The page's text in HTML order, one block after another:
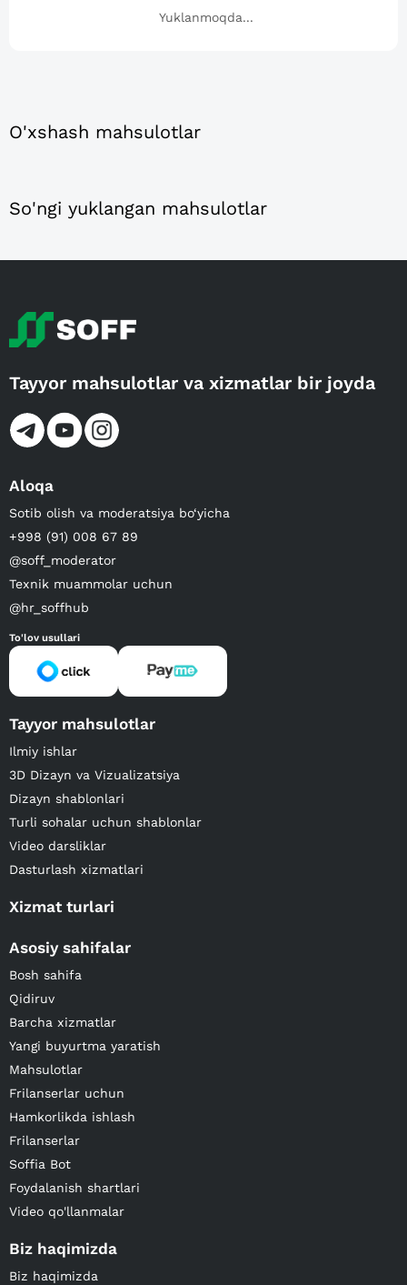
Yuklanmoqda...
O'xshash mahsulotlar
So'ngi yuklangan mahsulotlar
Tayyor mahsulotlar va xizmatlar bir joyda
Aloqa
Sotib olish va moderatsiya bo‘yicha
+998 (91) 008 67 89
@soff_moderator
Texnik muammolar uchun
@hr_soffhub
To'lov usullari
Tayyor mahsulotlar
Ilmiy ishlar
3D Dizayn va Vizualizatsiya
Dizayn shablonlari
Turli sohalar uchun shablonlar
Video darsliklar
Dasturlash xizmatlari
Xizmat turlari
Asosiy sahifalar
Bosh sahifa
Qidiruv
Barcha xizmatlar
Yangi buyurtma yaratish
Mahsulotlar
Frilanserlar uchun
Hamkorlikda ishlash
Frilanserlar
Soffia Bot
Foydalanish shartlari
Video qo'llanmalar
Biz haqimizda
Biz haqimizda